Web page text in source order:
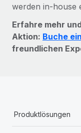
werden in-house
Erfahre mehr
Aktion: Buche
freundlichen
Produktlösungen